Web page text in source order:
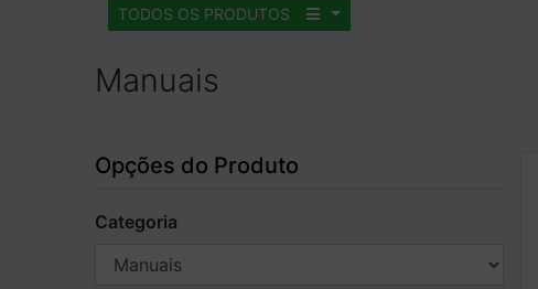
TODOS OS PRODUTOS
Manuais
Opções do Produto
Categoria